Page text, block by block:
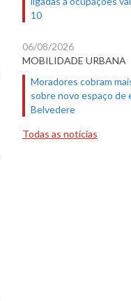
10
06/08/2026
MOBILIDADE URBANA
Moradores cobram
sobre novo espaço de
Belvedere
Todas as notícias